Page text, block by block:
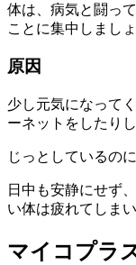
体は、病気と闘っ
ことに集中しましょ
原因
少し元気になって
ーネットをしたり
じっとしているの
日中も安静にせず
い体は疲れてしま
マイコプラ